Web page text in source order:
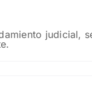
judicial,